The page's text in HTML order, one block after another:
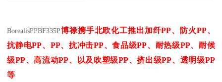
BorealisPPBF335P博禄携手北欧化工推出加纤PP、防火PP、
抗静电PP、 PP、抗冲击PP、食品级PP、耐热级PP、耐候
级PP、高流动PP、以及吹塑级PP、挤出级PP、透明级PP
等